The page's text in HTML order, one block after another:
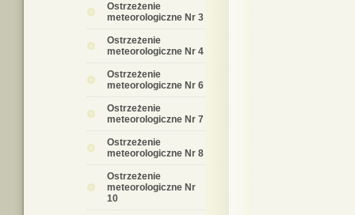
Ostrzeżenie
meteorologiczne Nr 3
Ostrzeżenie
meteorologiczne Nr 4
Ostrzeżenie
meteorologiczne Nr 6
Ostrzeżenie
meteorologiczne Nr 7
Ostrzeżenie
meteorologiczne Nr 8
Ostrzeżenie
meteorologiczne Nr
10